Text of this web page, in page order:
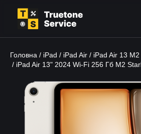
Головна / iPad / iPad Air / iPad Air 13 M2
/ iPad Air 13" 2024 Wi-Fi 256 Гб M2